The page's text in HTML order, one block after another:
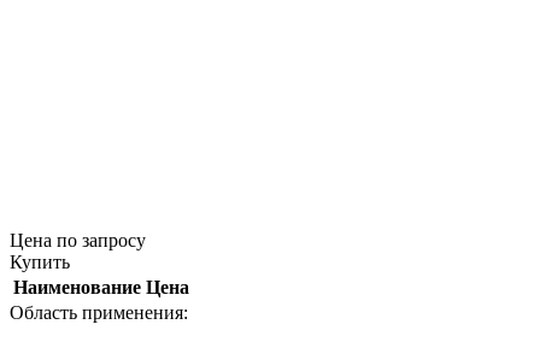
Цена по запросу
Купить
Наименование Цена
Область применения: